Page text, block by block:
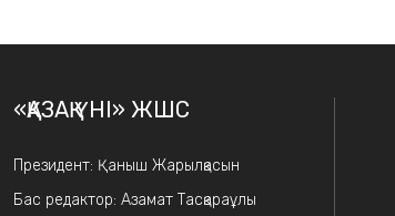
«ҚАЗАҚ ҮНІ» ЖШС
Президент: Қаныш Жарылқасын
Бас редактор: Азамат Тасқараұлы